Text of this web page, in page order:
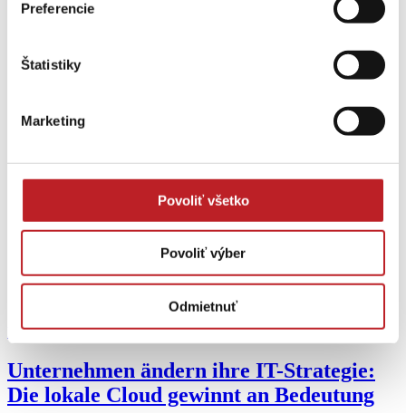
Preferencie
Štatistiky
Marketing
Povoliť všetko
Povoliť výber
Odmietnuť
Mit den Augen der Experten
Unternehmen ändern ihre IT-Strategie:
Die lokale Cloud gewinnt an Bedeutung